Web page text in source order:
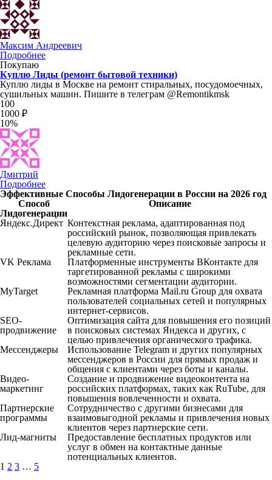
Максим Андреевич
Подробнее
Покупаю
Куплю Лиды (ремонт бытовой техники)
Куплю лиды в Москве на ремонт стиральных, посудомоечных,
сушильных машин. Пишите в телеграм @Remontikmsk
100
1000 ₽
10%
Дмитрий
Подробнее
Эффективные Способы Лидогенерации в России на 2026 год
Способ
Лидогенерации
Описание
Яндекс.Директ Контекстная реклама, адаптированная под
российский рынок, позволяющая привлекать
целевую аудиторию через поисковые запросы и
рекламные сети.
VK Реклама
Платформенные инструменты ВКонтакте для
таргетированной рекламы с широкими
возможностями сегментации аудитории.
MyTarget
Рекламная платформа Mail.ru Group для охвата
пользователей социальных сетей и популярных
интернет-сервисов.
SEO-
продвижение
Оптимизация сайта для повышения его позиций
в поисковых системах Яндекса и других, с
целью привлечения органического трафика.
Мессенджеры
Использование Telegram и других популярных
мессенджеров в России для прямых продаж и
общения с клиентами через боты и каналы.
Видео-
маркетинг
Создание и продвижение видеоконтента на
российских платформах, таких как RuTube, для
повышения вовлеченности и охвата.
Партнерские
программы
Сотрудничество с другими бизнесами для
взаимовыгодной рекламы и привлечения новых
клиентов через партнерские сети.
Лид-магниты
Предоставление бесплатных продуктов или
услуг в обмен на контактные данные
потенциальных клиентов.
1 2 3 … 5